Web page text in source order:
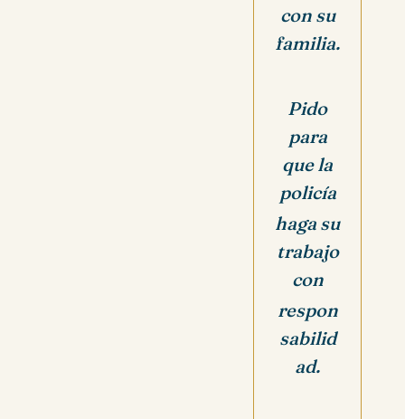
con su
familia.
Pido
para
que la
policía
haga su
trabajo
con
respon
sabilid
ad.